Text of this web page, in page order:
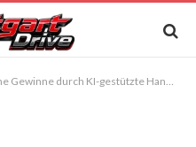
durch KI-gestützte Handelssignale